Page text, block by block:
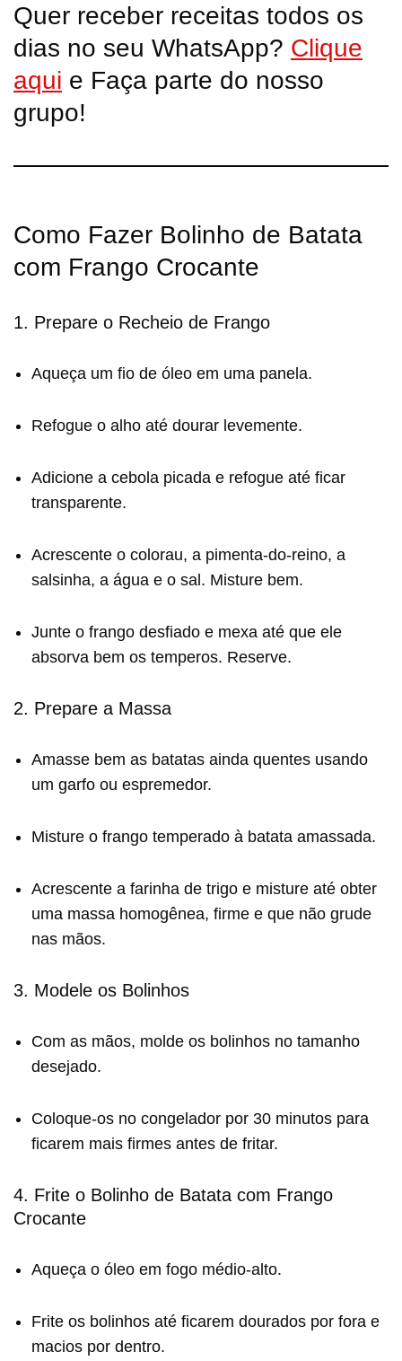
Quer receber receitas todos os
dias no seu WhatsApp? Clique
aqui e Faça parte do nosso
grupo!
Como Fazer Bolinho de Batata
com Frango Crocante
1. Prepare o Recheio de Frango
Aqueça um fio de óleo em uma panela.
Refogue o alho até dourar levemente.
Adicione a cebola picada e refogue até ficar
transparente.
Acrescente o colorau, a pimenta-do-reino, a
salsinha, a água e o sal. Misture bem.
Junte o frango desfiado e mexa até que ele
absorva bem os temperos. Reserve.
2. Prepare a Massa
Amasse bem as batatas ainda quentes usando
um garfo ou espremedor.
Misture o frango temperado à batata amassada.
Acrescente a farinha de trigo e misture até obter
uma massa homogênea, firme e que não grude
nas mãos.
3. Modele os Bolinhos
Com as mãos, molde os bolinhos no tamanho
desejado.
Coloque-os no congelador por 30 minutos para
ficarem mais firmes antes de fritar.
4. Frite o Bolinho de Batata com Frango
Crocante
Aqueça o óleo em fogo médio-alto.
Frite os bolinhos até ficarem dourados por fora e
macios por dentro.